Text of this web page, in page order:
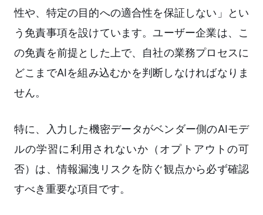
性や、特定の目的への適合性を保証しない」とい
う免責事項を設けています。ユーザー企業は、こ
の免責を前提とした上で、自社の業務プロセスに
どこまでAIを組み込むかを判断しなければなりま
せん。
特に、入力した機密データがベンダー側のAIモデ
ルの学習に利用されないか（オプトアウトの可
否）は、情報漏洩リスクを防ぐ観点から必ず確認
すべき重要な項目です。